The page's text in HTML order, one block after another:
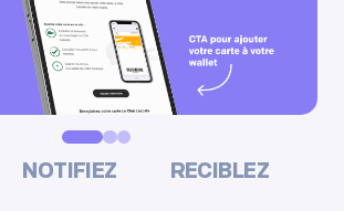
NOTIFIEZ RECIBLEZ